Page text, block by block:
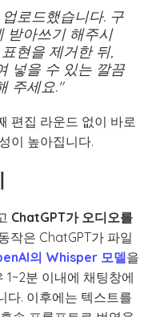
로드했습니다. 구
받아쓰기 해주시
현을 제거한 뒤,
넣을 수 있는 깔끔
주세요."
편집 라운드 없이 바로
이 높아집니다.
ChatGPT가 오디오를
작은 ChatGPT가 파일
의 Whisper 모델을
분 이내에 채팅창에
다. 이후에는 텍스트를